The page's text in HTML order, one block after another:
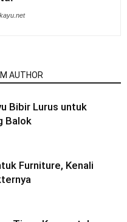
AUTHOR
Bibir Lurus untuk
Balok
Furniture, Kenali